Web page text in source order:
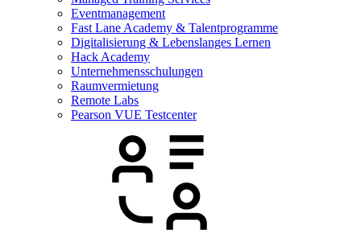
Eventmanagement
Fast Lane Academy & Talentprogramme
Digitalisierung & Lebenslanges Lernen
Hack Academy
Unternehmensschulungen
Raumvermietung
Remote Labs
Pearson VUE Testcenter